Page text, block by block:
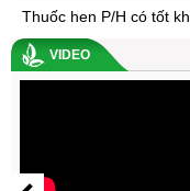
VIDEO